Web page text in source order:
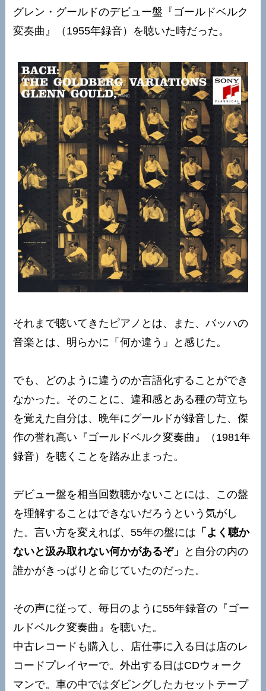
グレン・グールドのデビュー盤『ゴールドベルク
変奏曲』（1955年録音）を聴いた時だった。
それまで聴いてきたピアノとは、また、バッハの
音楽とは、明らかに「何か違う」と感じた。
でも、どのように違うのか言語化することができ
なかった。そのことに、違和感とある種の苛立ち
を覚えた自分は、晩年にグールドが録音した、傑
作の誉れ高い『ゴールドベルク変奏曲』（1981年
録音）を聴くことを踏み止まった。
デビュー盤を相当回数聴かないことには、この盤
を理解することはできないだろうという気がし
た。言い方を変えれば、55年の盤には 「よく聴か
ないと汲み取れない何かがあるぞ」
と自分の内の
誰かがきっぱりと命じていたのだった。
その声に従って、毎日のように55年録音の『ゴー
ルドベルク変奏曲』を聴いた。
中古レコードも購入し、店仕事に入る日は店のレ
コードプレイヤーで。外出する日はCDウォーク
マンで。車の中ではダビングしたカセットテープ